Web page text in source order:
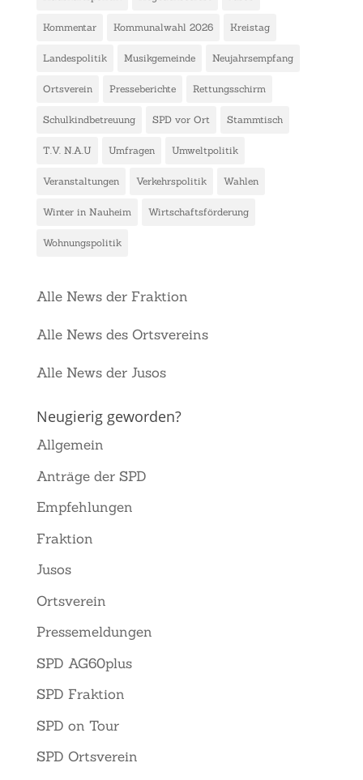
Kommentar Kommunalwahl 2026 Kreistag
Landespolitik Musikgemeinde Neujahrsempfang
Ortsverein Presseberichte Rettungsschirm
Schulkindbetreuung SPD vor Ort Stammtisch
T.V. N.A.U Umfragen Umweltpolitik
Veranstaltungen Verkehrspolitik Wahlen
Winter in Nauheim Wirtschaftsförderung
Wohnungspolitik
Alle News der Fraktion
Alle News des Ortsvereins
Alle News der Jusos
Neugierig geworden?
Allgemein
Anträge der SPD
Empfehlungen
Fraktion
Jusos
Ortsverein
Pressemeldungen
SPD AG60plus
SPD Fraktion
SPD on Tour
SPD Ortsverein